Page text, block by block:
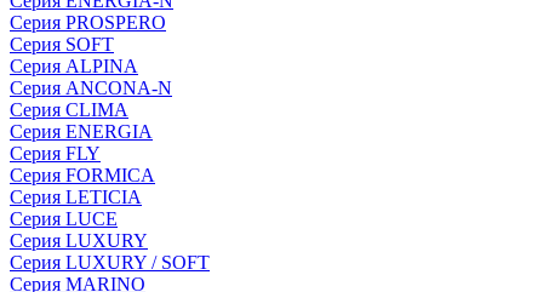
Серия PROSPERO
Серия SOFT
Серия ALPINA
Серия ANCONA-N
Серия CLIMA
Серия ENERGIA
Серия FLY
Серия FORMICA
Серия LETICIA
Серия LUCE
Серия LUXURY
Серия LUXURY / SOFT
Серия MARINO